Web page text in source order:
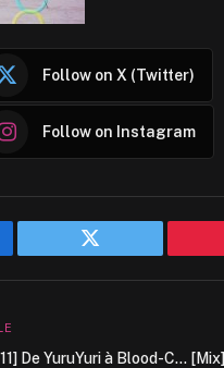
Follow on X (Twitter)
Follow on Instagram
Twitter
De YuruYuri à Blood-C… [Mix]